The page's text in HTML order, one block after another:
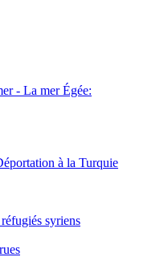
- La mer Égée:
à la Turquie
syriens